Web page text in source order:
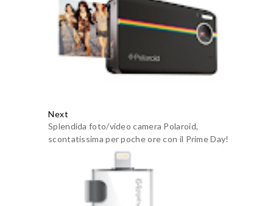
Next
Splendida foto/video camera Polaroid,
scontatissima per poche ore con il Prime Day!